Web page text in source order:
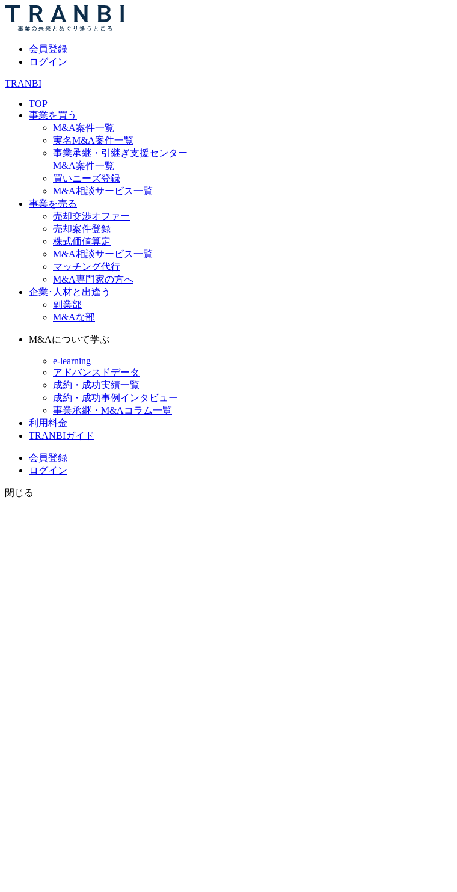
会員登録
ログイン
TRANBI
TOP
事業を買う
M&A案件一覧
実名M&A案件一覧
事業承継・引継ぎ支援センター
M&A案件一覧
買いニーズ登録
M&A相談サービス一覧
事業を売る
売却交渉オファー
売却案件登録
株式価値算定
M&A相談サービス一覧
マッチング代行
M&A専門家の方へ
企業･人材と出逢う
副業部
M&Aな部
M&Aについて学ぶ
e-learning
アドバンスドデータ
成約・成功実績一覧
成約・成功事例インタビュー
事業承継・M&Aコラム一覧
利用料金
TRANBIガイド
会員登録
ログイン
閉じる